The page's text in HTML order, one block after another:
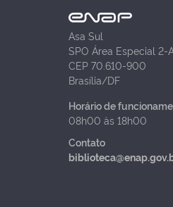
Asa Sul
SPO Área Especial 2-
CEP 70.610-900
Brasília/DF
Horário de
08h00 às 18h00
Contato